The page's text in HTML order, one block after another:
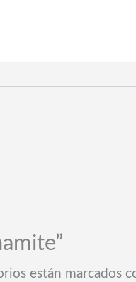
están marcados